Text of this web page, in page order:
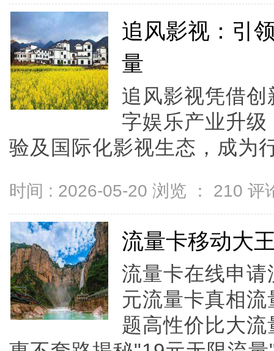
追风影视：引
量
追风影视凭借
字娱乐产业升
验及国际化影视生态，成为
时间 : 2026-05-20 浏览 ： 210 评
流量卡移动大
流量卡在线申
元流量卡真相
题高性价比大